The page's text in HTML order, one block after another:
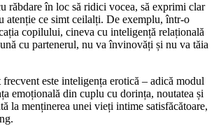
răbdare în loc să ridici vocea, să exprimi clar
atenție ce simt ceilalți. De exemplu, într-o
copilului, cineva cu inteligență relațională
cu partenerul, nu va învinovăți și nu va tăia
este inteligența erotică – adică modul
emoțională din cuplu cu dorința, noutatea și
la menținerea unei vieți intime satisfăcătoare,